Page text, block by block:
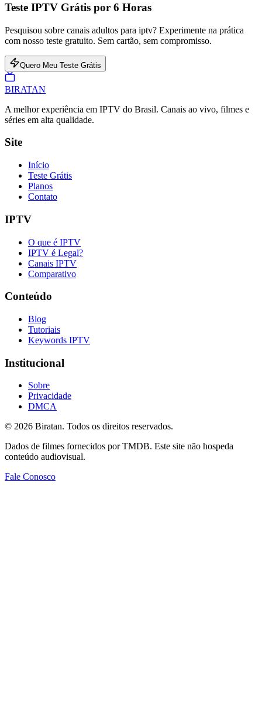
Teste IPTV Grátis por 6 Horas
Pesquisou sobre canais adultos para iptv? Experimente na prática
com nosso teste gratuito. Sem cartão, sem compromisso.
Quero Meu Teste Grátis
BIRATAN
A melhor experiência em IPTV do Brasil. Canais ao vivo, filmes e
séries em alta qualidade.
Site
Início
Teste Grátis
Planos
Contato
IPTV
O que é IPTV
IPTV é Legal?
Canais IPTV
Comparativo
Conteúdo
Blog
Tutoriais
Keywords IPTV
Institucional
Sobre
Privacidade
DMCA
© 2026 Biratan. Todos os direitos reservados.
Dados de filmes fornecidos por TMDB. Este site não hospeda
conteúdo audiovisual.
Fale Conosco